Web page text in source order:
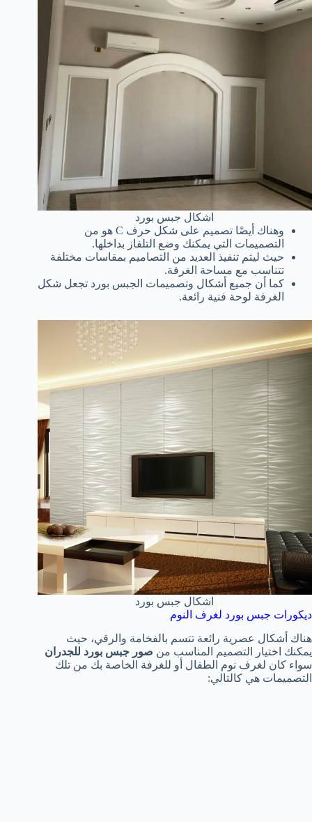
اشكال جبس بورد
وهناك أيضًا تصميم على شكل حرف C هو من
التصميمات التي يمكنك وضع التلفاز بداخلها.
حيث ليتم تنفيذ العديد من التصاميم بمقاسات مختلفة
تتناسب مع مساحة الغرفة.
كما أن جميع أشكال وتصميمات الجبس بورد تجعل شكل
الغرفة لوحة فنية رائعة.
اشكال جبس بورد
ديكورات جبس بورد لغرف النوم
هناك أشكال عصرية رائعة تتسم بالفخامة والرقي، حيث
يمكنك اختيار التصميم المناسب من صور جبس بورد للجدران
سواء كان لغرف نوم الطفال أو للغرفة الخاصة بك من تلك
التصميمات هي كالتالي: